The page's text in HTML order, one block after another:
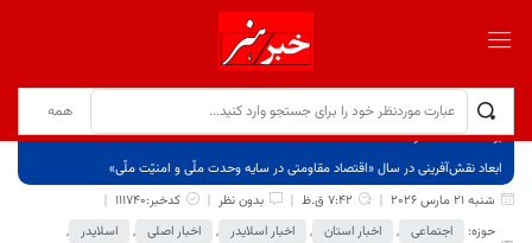
برگ نخست
نوشته‌ها
ابعاد نقش‌آفرینی در سال «اقتصاد مقاومتی در سایه وحدت ملّی و امنیّت ملّی»
شنبه 21 مارس 2026
7:42 ق.ظ بدون نظر
کدخبر:111740
حوزه:
اجتماعی , اخبار استان , اخبار اسلایدر , اخبار اصلی , اسلایدر
,